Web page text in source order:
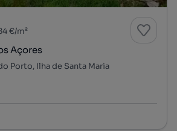
€/m²
Açores
Porto, Ilha de Santa Maria